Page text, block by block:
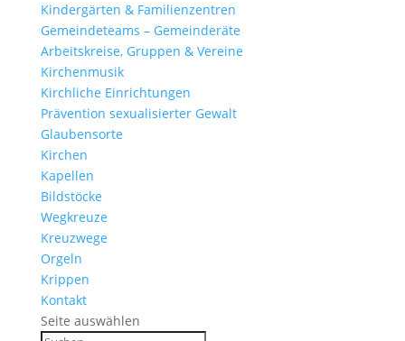
Kinder­gärten & Familienzentren
Gemein­de­teams – Gemeinderäte
Arbeits­kreise, Gruppen & Vereine
Kirchen­musik
Kirch­liche Einrichtungen
Präven­tion sexua­li­sierter Gewalt
Glau­ben­s­orte
Kirchen
Kapellen
Bild­stöcke
Wegkreuze
Kreuz­wege
Orgeln
Krippen
Kontakt
Seite auswählen